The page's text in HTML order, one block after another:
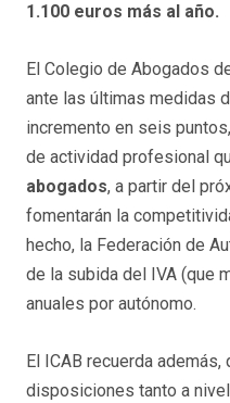
1.100 euros más al año.
El Colegio de Abogados
ante las últimas medidas
incremento en seis
de actividad profesional
abogados, a partir del
fomentarán la
hecho, la Federación de
de la subida del IVA (que
anuales por autónomo.
El ICAB recuerda
disposiciones tanto a